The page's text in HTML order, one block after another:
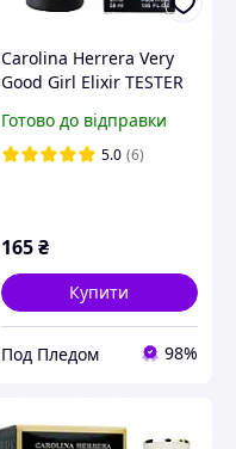
Carolina Herrera Very
Good Girl Elixir ТESTER
Готово до відправки
5.0 (6)
165₴
Купити
Под Пледом 98%